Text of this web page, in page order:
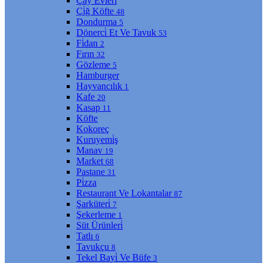
Çi̇ğ Köfte 48
Dondurma 5
Dönerci̇ Et Ve Tavuk 53
Fi̇dan 2
Fırın 32
Gözleme 5
Hamburger
Hayvancılık 1
Kafe 20
Kasap 11
Köfte
Kokoreç
Kuruyemi̇ş
Manav 19
Market 68
Pastane 31
Pi̇zza
Restaurant Ve Lokantalar 87
Şarküteri̇ 7
Şekerleme 1
Süt Ürünleri̇
Tatlı 6
Tavukçu 8
Tekel Bayi̇ Ve Büfe 3